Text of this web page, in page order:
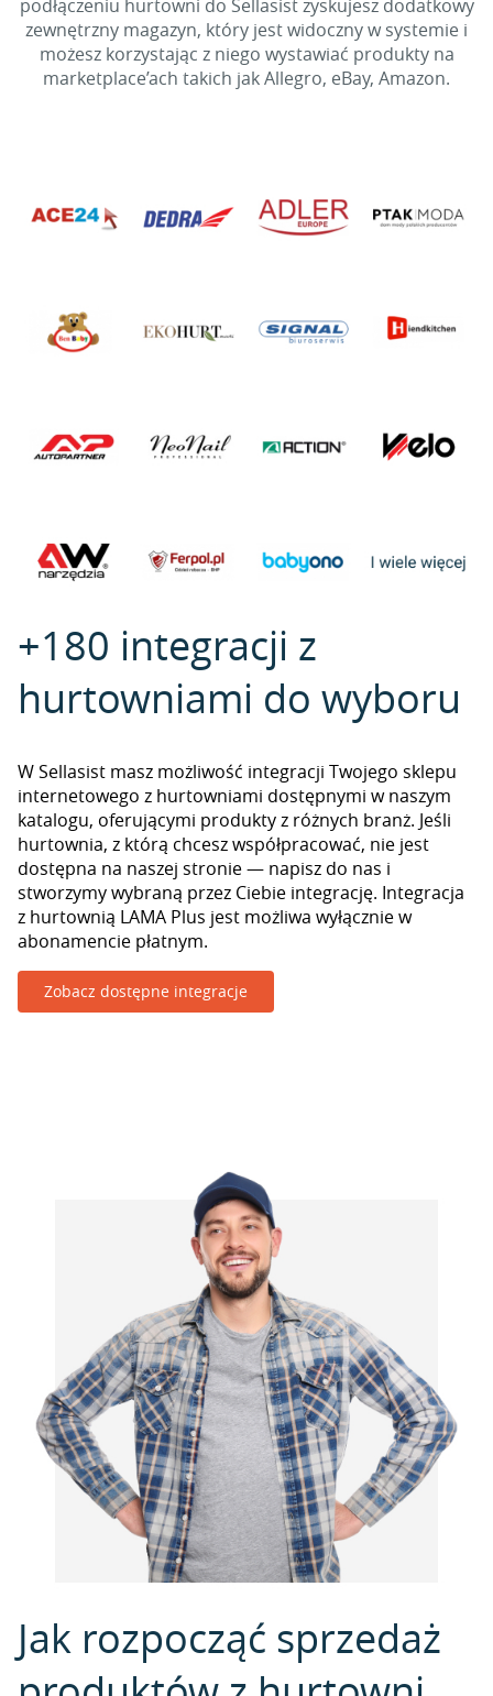
podłączeniu hurtowni do Sellasist zyskujesz dodatkowy
zewnętrzny magazyn, który jest widoczny w systemie i
możesz korzystając z niego wystawiać produkty na
marketplace’ach takich jak Allegro, eBay, Amazon.
+180 integracji z
hurtowniami do wyboru
W Sellasist masz możliwość integracji Twojego sklepu
internetowego z hurtowniami dostępnymi w naszym
katalogu, oferującymi produkty z różnych branż. Jeśli
hurtownia, z którą chcesz współpracować, nie jest
dostępna na naszej stronie — napisz do nas i
stworzymy wybraną przez Ciebie integrację. Integracja
z hurtownią LAMA Plus jest możliwa wyłącznie w
abonamencie płatnym.
Zobacz dostępne integracje
Jak rozpocząć sprzedaż